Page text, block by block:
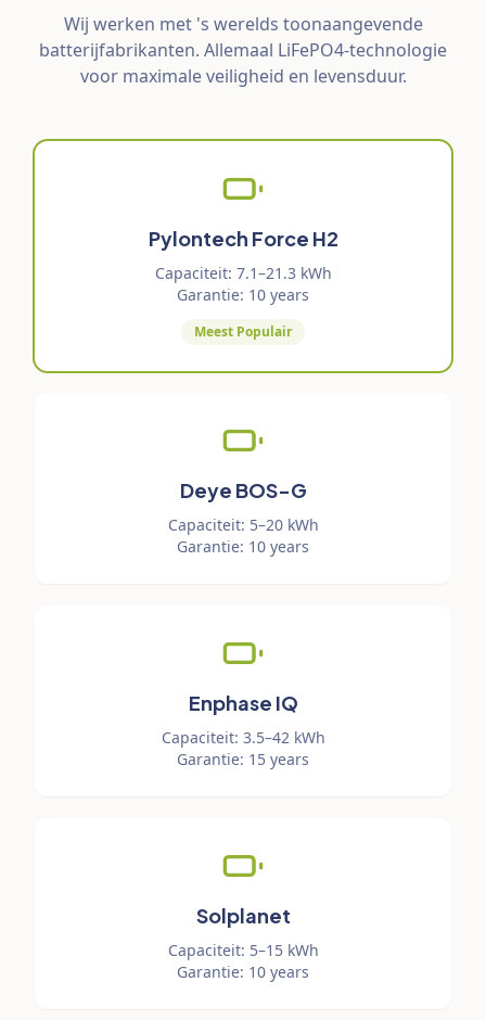
Wij werken met 's werelds toonaangevende
batterijfabrikanten. Allemaal LiFePO4-technologie
voor maximale veiligheid en levensduur.
Pylontech Force H2
Capaciteit: 7.1–21.3 kWh
Garantie: 10 years
Meest Populair
Deye BOS-G
Capaciteit: 5–20 kWh
Garantie: 10 years
Enphase IQ
Capaciteit: 3.5–42 kWh
Garantie: 15 years
Solplanet
Capaciteit: 5–15 kWh
Garantie: 10 years